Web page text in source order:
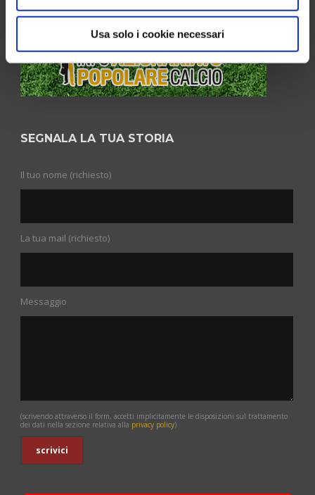
Usa solo i cookie necessari
SEGNALA LA TUA STORIA
Il tuo nome (richiesto)
La tua mail (richiesto)
Messaggio
(scrivendo attraverso il form, accetti implicitamente le disposizioni sul trattamento
dei dati nella sezione relativa alla privacy policy)